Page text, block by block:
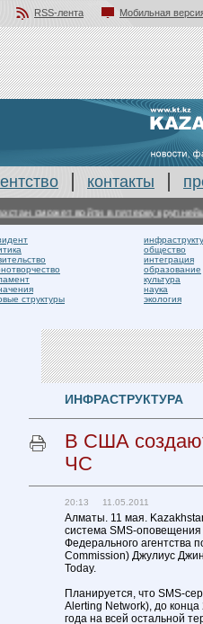
RSS-лента
Мобильная
контакты
сможет войти в пятерку
структуры
общество
интеграция
образование
культура
наука
экология
ИНФРАСТРУКТУРА
В США
ЧС
20:13 11.05.2011
Алматы. 11 мая.
система SMS-
Федерального агентства
Commission) Джулиус
Today.
Планируется, что SMS-
Alerting Network), до
года на всей остальной